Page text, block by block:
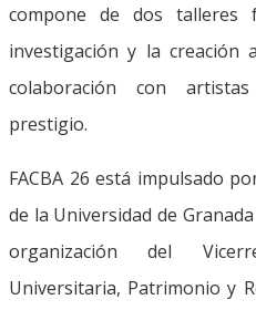
compone de dos
investigación y la creación
colaboración con
prestigio.
FACBA 26 está impulsado
de la Universidad de
organización del
Universitaria, Patrimonio y